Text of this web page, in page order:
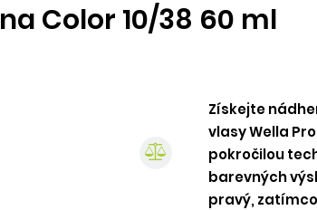
Color 10/38 60 ml
Získejte
vlasy Wella
pokročilou
barevných
pravý,